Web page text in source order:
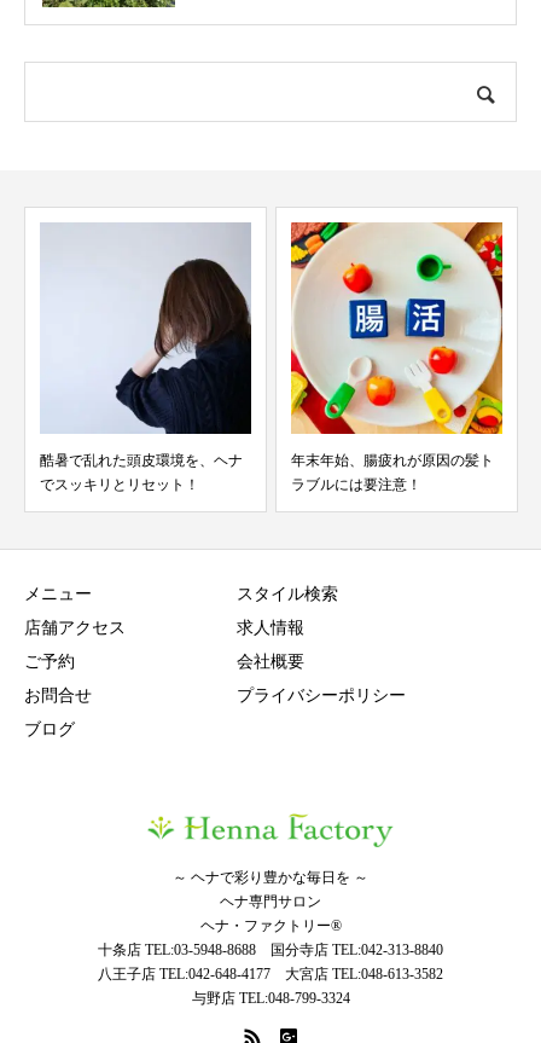
酷暑で乱れた頭皮環境を、ヘナ
でスッキリとリセット！
年末年始、腸疲れが原因の髪ト
ラブルには要注意！
メニュー
店舗アクセス
ご予約
お問合せ
ブログ
スタイル検索
求人情報
会社概要
プライバシーポリシー
～ ヘナで彩り豊かな毎日を ～
ヘナ専門サロン
ヘナ・ファクトリー®
十条店 TEL:03-5948-8688 国分寺店 TEL:042-313-8840
八王子店 TEL:042-648-4177 大宮店 TEL:048-613-3582
与野店 TEL:048-799-3324